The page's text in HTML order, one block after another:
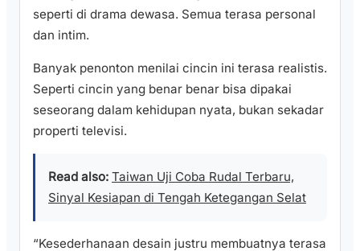
seperti di drama dewasa. Semua terasa personal
dan intim.
Banyak penonton menilai cincin ini terasa realistis.
Seperti cincin yang benar benar bisa dipakai
seseorang dalam kehidupan nyata, bukan sekadar
properti televisi.
Read also: Taiwan Uji Coba Rudal Terbaru,
Sinyal Kesiapan di Tengah Ketegangan Selat
“Kesederhanaan desain justru membuatnya terasa